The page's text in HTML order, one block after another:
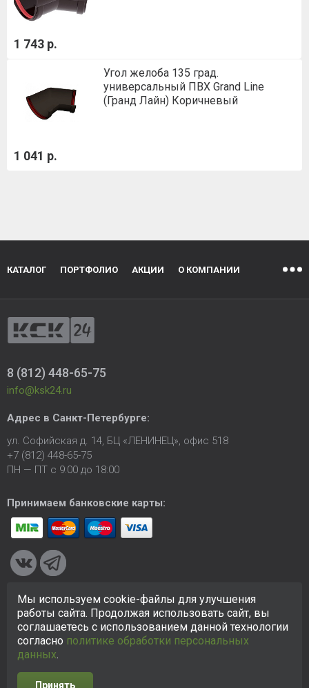
1 743 р.
Угол желоба 135 град.
универсальный ПВХ Grand Line
(Гранд Лайн) Коричневый
1 041 р.
КАТАЛОГ ПОРТФОЛИО АКЦИИ О КОМПАНИИ
8 (812) 448-65-75
info@ksk24.ru
Адрес в Санкт-Петербурге:
ул. Софийская д. 14, БЦ «ЛЕНИНЕЦ», офис 518
+7 (812) 448-65-75
ПН — ПТ с 9:00 до 18:00
Принимаем банковские карты:
© 2005-2026 ООО «КСК». Сайтhttps://ksk24.ruсоздан
исключительно в информационных целях и любая информация
на сайте не является публичной офертой.Политика в
отношении персональных данных
Мы используем cookie-файлы для улучшения
работы сайта. Продолжая использовать сайт, вы
соглашаетесь с использованием данной технологии
согласно политике обработки персональных
данных.
Принять